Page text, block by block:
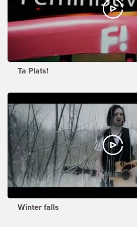
Ta Plats!
Winter falls